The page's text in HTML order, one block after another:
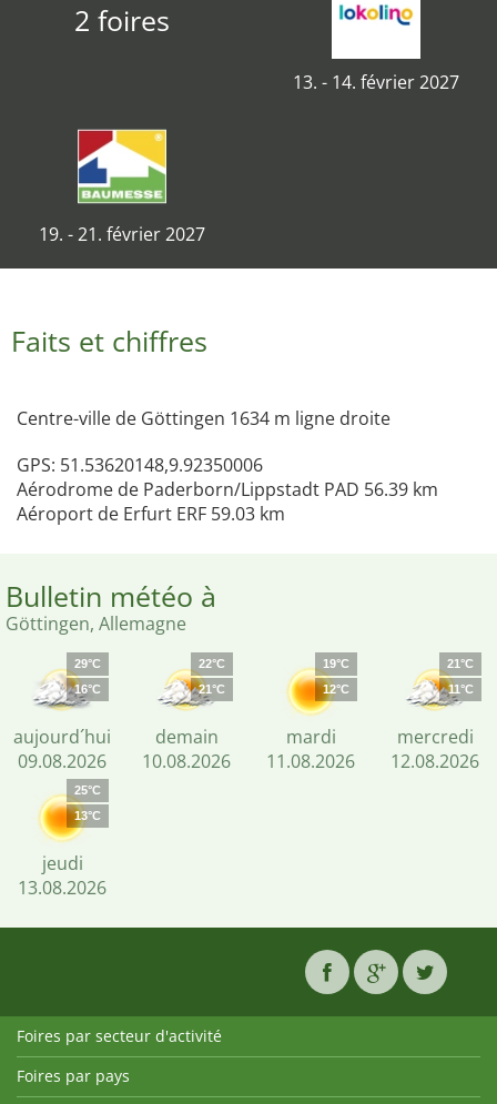
2 foires
13. - 14. février 2027
19. - 21. février 2027
Faits et chiffres
Centre-ville de Göttingen 1634 m ligne droite
GPS: 51.53620148,9.92350006
Aérodrome de Paderborn/Lippstadt PAD 56.39 km
Aéroport de Erfurt ERF 59.03 km
Bulletin météo à
Göttingen, Allemagne
29°C
16°C
aujourd´hui
09.08.2026
22°C
21°C
demain
10.08.2026
19°C
12°C
mardi
11.08.2026
21°C
11°C
mercredi
12.08.2026
25°C
13°C
jeudi
13.08.2026
Foires par secteur d'activité
Foires par pays